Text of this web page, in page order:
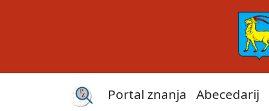
Portal znanja Abecedarij